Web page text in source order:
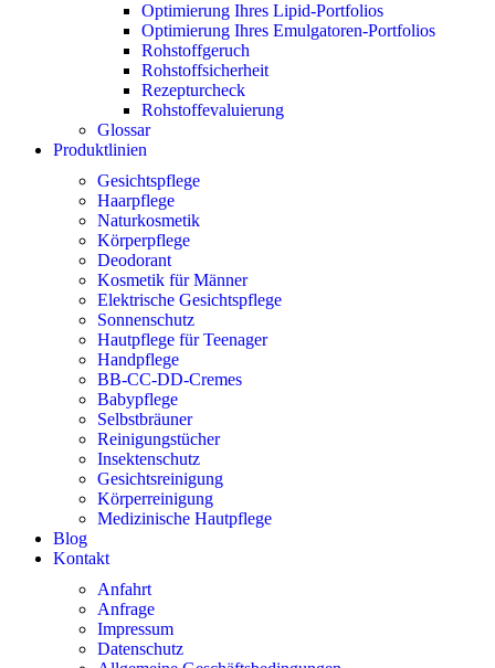
Optimierung Ihres Lipid-Portfolios
Optimierung Ihres Emulgatoren-Portfolios
Rohstoffgeruch
Rohstoffsicherheit
Rezepturcheck
Rohstoffevaluierung
Glossar
Produktlinien
Gesichtspflege
Haarpflege
Naturkosmetik
Körperpflege
Deodorant
Kosmetik für Männer
Elektrische Gesichtspflege
Sonnenschutz
Hautpflege für Teenager
Handpflege
BB-CC-DD-Cremes
Babypflege
Selbstbräuner
Reinigungstücher
Insektenschutz
Gesichtsreinigung
Körperreinigung
Medizinische Hautpflege
Blog
Kontakt
Anfahrt
Anfrage
Impressum
Datenschutz